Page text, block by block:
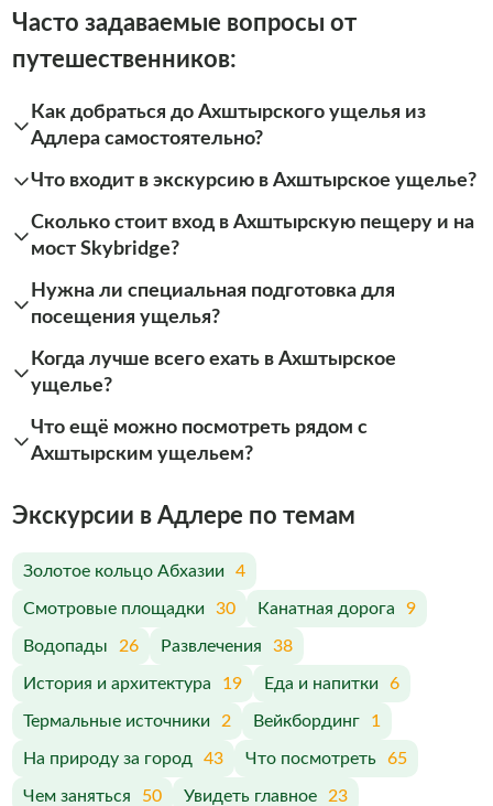
Часто задаваемые вопросы от
путешественников:
Как добраться до Ахштырского ущелья из
Адлера самостоятельно?
Что входит в экскурсию в Ахштырское ущелье?
Сколько стоит вход в Ахштырскую пещеру и на
мост Skybridge?
Нужна ли специальная подготовка для
посещения ущелья?
Когда лучше всего ехать в Ахштырское
ущелье?
Что ещё можно посмотреть рядом с
Ахштырским ущельем?
Экскурсии в Адлере по темам
Золотое кольцо Абхазии 4
Смотровые площадки 30 Канатная дорога 9
Водопады 26 Развлечения 38
История и архитектура 19 Еда и напитки 6
Термальные источники 2 Вейкбординг 1
На природу за город 43 Что посмотреть 65
Чем заняться 50 Увидеть главное 23